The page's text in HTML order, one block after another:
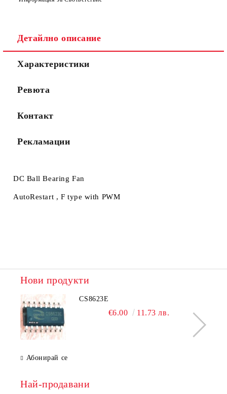
Съгласен съм с
Ние ще се свържем с вас в рамките на работния ден.
Детайлно описание
Характеристики
Ревюта
Контакт
Рекламации
DC Ball Bearing Fan
AutoRestart , F type with PWM
Нови продукти
CS8623E
€6.00 11.73 лв.
Абонирай се
Най-продавани